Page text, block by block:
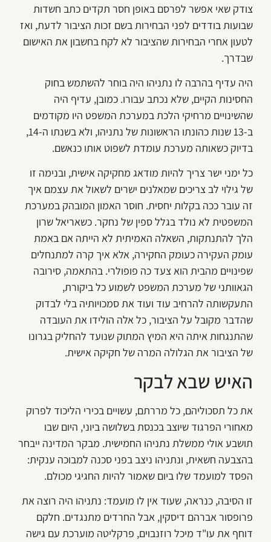
צודק שאי אפשר לפרסם באופן חסר תקדים כתב חשדות
שבועות בודדים לפני הבחירות בשם זכות הציבור לדעת, ואז
לטעון אחרי הבחירות שהציבור לא לקח בחשבון את האישום
שבדרך.
היה עדיף בהרבה לו נתניהו היה בוחר להשתמש בחוק
החסינות הקיים, שלא נכתב עבורו. כמובן, עדיף היה
שהשינויים מרחיקי הלכת במערכת המשפט היו מקודמים
ב-13 שנות כהונתו הראשונות של נתניהו, ולא בשנתו ה-14,
בדיוק כשאותה מערכת עומדת לשפוט אותו כנאשם.
כל ימני ישר צריך להיות מודאג מחקיקה אישית, ובנימה זו
של גילוי לב צריכים שמאלנים ישרים לשאול את עצמם איך
זה עובר ככה בקלות יחסית. חוסר האמון המובהק במערכת
המשפטית לא נולד בגלל ספין של נחקר. כשאריאל שרון
הלך להתנתקות, השאלה האמיתית לא הייתה אם באמת
עומק העקירה כעומק החקירה, אלא איך קרה למתנחלים
שפינויים מהבית הוא צעד כה פופולרי. בהתאמה, סירובה
הגאוותני של מערכת המשפט לשמוע כל ביקורת,
התעקשותה להרחיב עוד ועוד את סמכויותיה בלי לבדוק
שהדבר מקובל על הציבור, כל אלה הולידו את העובדה
שהתנגחות איתה היא המיץ המתוק שנועד להחליק בגרונו
של הציבור את הגלולה המרה של חקיקה אישית.
האיש שבא לבקר
את כל תסכוליהם, כל מררתם, עשויים בכירי הליכוד לפרוק
מאחורי הפרגוד שיוצב בכנסת בשלושה ביוני, היום שבו
תושבע אולי ממשלת נתניהו החמישית. מבקר המדינה ייבחר
בהצבעה חשאית, ונתניהו ניצב בפני סכנה למבוכה ענקית:
הפסד למועמד שלו ביום שאמור להיות החגיגי מכולם.
זו הסיבה, כנראה, שעוד אין לו מועמד: נתניהו היה רוצה את
פרופסור אברהם דיסקין, אבל החרדים מתנגדים. חלקם
דוחף את עו"ד מיכל רוזנבוים, פרקליטה מוערכת עם גישה